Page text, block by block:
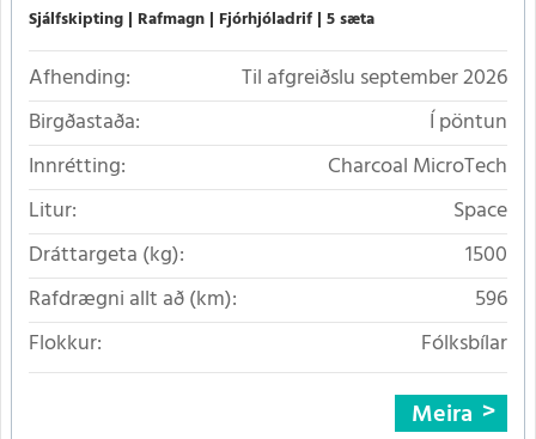
Sjálfskipting Rafmagn Fjórhjóladrif 5 sæta
Afhending:
Til afgreiðslu september 2026
Birgðastaða:
Í pöntun
Innrétting:
Charcoal MicroTech
Litur:
Space
Dráttargeta (kg):
1500
Rafdrægni allt að (km):
596
Flokkur:
Fólksbílar
Meira